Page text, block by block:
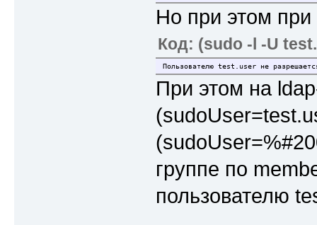
Но при этом
Код: (sudo -l -U
Пользователю test.user не
При этом на
группе по
пользователю